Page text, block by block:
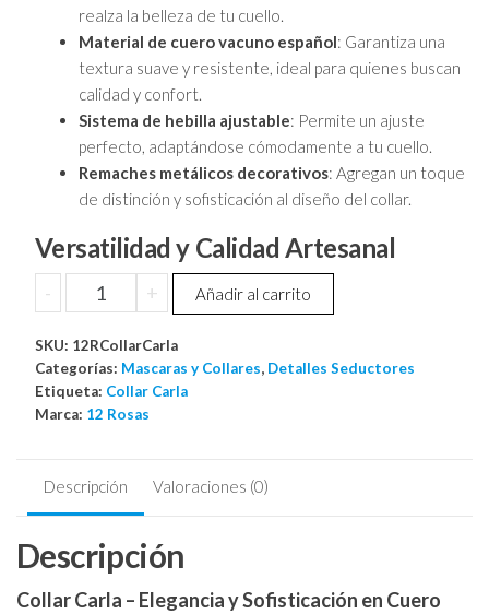
realza la belleza de tu cuello.
Material de cuero vacuno español: Garantiza una
textura suave y resistente, ideal para quienes buscan
calidad y confort.
Sistema de hebilla ajustable: Permite un ajuste
perfecto, adaptándose cómodamente a tu cuello.
Remaches metálicos decorativos: Agregan un toque
de distinción y sofisticación al diseño del collar.
Versatilidad y Calidad Artesanal
-
Collar
Carla
cantidad
+ Añadir al carrito
SKU: 12RCollarCarla
Categorías: Mascaras y Collares, Detalles Seductores
Etiqueta: Collar Carla
Marca: 12 Rosas
Descripción Valoraciones (0)
Descripción
Collar Carla – Elegancia y Sofisticación en Cuero